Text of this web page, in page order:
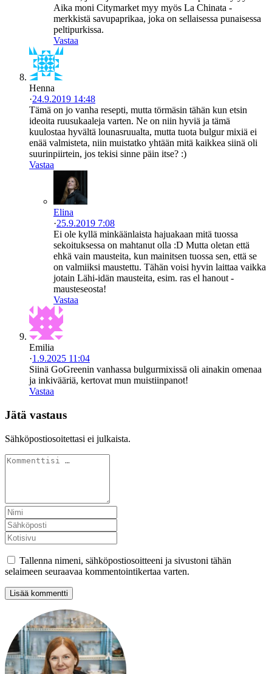
Aika moni Citymarket myy myös La Chinata -
merkkistä savupaprikaa, joka on sellaisessa punaisessa
peltipurkissa.
Vastaa
Henna
·24.9.2019 14:48
Tämä on jo vanha resepti, mutta törmäsin tähän kun etsin
ideoita ruusukaaleja varten. Ne on niin hyviä ja tämä
kuulostaa hyvältä lounasruualta, mutta tuota bulgur mixiä ei
enää valmisteta, niin muistatko yhtään mitä kaikkea siinä oli
suurinpiirtein, jos tekisi sinne päin itse? :)
Vastaa
Elina
·25.9.2019 7:08
Ei ole kyllä minkäänlaista hajuakaan mitä tuossa
sekoituksessa on mahtanut olla :D Mutta oletan että
ehkä vain mausteita, kun mainitsen tuossa sen, että se
on valmiiksi maustettu. Tähän voisi hyvin laittaa vaikka
jotain Lähi-idän mausteita, esim. ras el hanout -
mausteseosta!
Vastaa
Emilia
·1.9.2025 11:04
Siinä GoGreenin vanhassa bulgurmixissä oli ainakin omenaa
ja inkivääriä, kertovat mun muistiinpanot!
Vastaa
Jätä vastaus
Sähköpostiosoitettasi ei julkaista.
Tallenna nimeni, sähköpostiosoitteeni ja sivustoni tähän
selaimeen seuraavaa kommentointikertaa varten.